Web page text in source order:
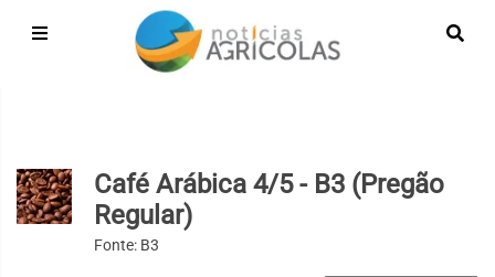
Café Arábica 4/5 - B3 (Pregão
Regular)
Fonte: B3